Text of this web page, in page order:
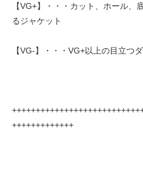
【VG+】・・・カット、ホール、
るジャケット
【VG-】・・・VG+以上の目立つ
+++++++++++++